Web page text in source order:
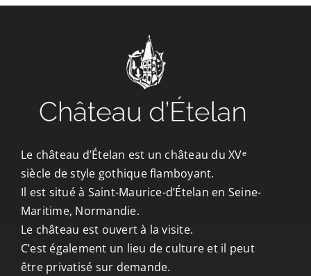
Le château d’Ételan est un château du XVᵉ
siècle de style gothique flamboyant.
Il est situé à Saint-Maurice-d’Ételan en Seine-
Maritime, Normandie.
Le château est ouvert à la visite.
C’est également un lieu de culture et il peut
être privatisé sur demande.